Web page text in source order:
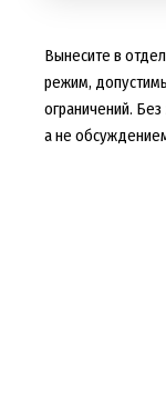
Вынесите в
режим,
ограничений.
а не